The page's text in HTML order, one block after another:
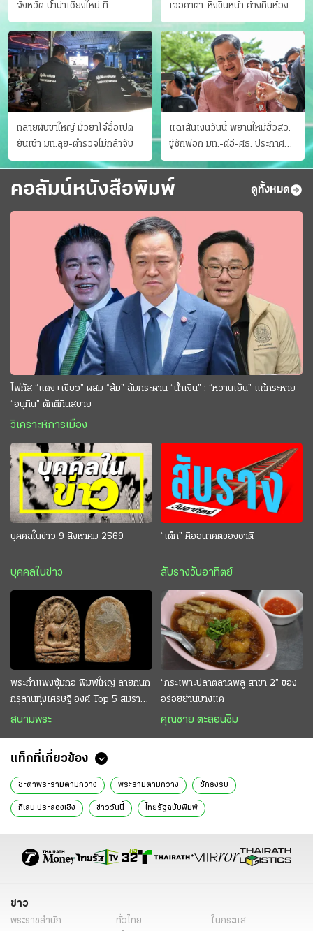
จังหวัด นํ้าบ่าเชียงใหม่ ที่
แม่ฮ่องสอน ซัดสะพานขาด
เจอคาตา-หึงขึ้นหน้า ค้างคืนห้อง
แฟนสาว
ทลายผับขาใหญ่ มั่วยาโจ๋อื้อเปิด
ยันเช้า มท.ลุย-ตำรวจไม่กล้าจับ
แฉเส้นเงินวันนี้ พยานใหม่ฮั้วสว.
ขู่ซักฟอก มท.-ดีอี-ศธ. ประกาศ
บัญชีท้องถิ่น
คอลัมน์หนังสือพิมพ์ ดูทั้งหมด
โฟกัส “แดง+เขียว” ผสม “ส้ม” ล้มกระดาน “นํ้าเงิน” : “หวานเย็น” แก้กระหาย
“อนุทิน” ดักตีกินสบาย
วิเคราะห์การเมือง
บุคคลในข่าว 9 สิงหาคม 2569
บุคคลในข่าว
“เด็ก” คืออนาคตของชาติ
สับรางวันอาทิตย์
พระกำแพงซุ้มกอ พิมพ์ใหญ่ ลายกนก
กรุลานทุ่งเศรษฐี องค์ Top 5 สมราคา
หลักสิบล้าน
สนามพระ
“กระเพาะปลาตลาดพลู สาขา 2” ของ
อร่อยย่านบางแค
คุณชาย ตะลอนชิม
แท็กที่เกี่ยวข้อง
ชะตาพระรามตามกวาง พระรามตามกวาง ชักธงรบ
กิเลน ประลองเชิง ข่าววันนี้ ไทยรัฐฉบับพิมพ์
ข่าว
พระราชสำนัก ทั่วไทย
ในกระแส